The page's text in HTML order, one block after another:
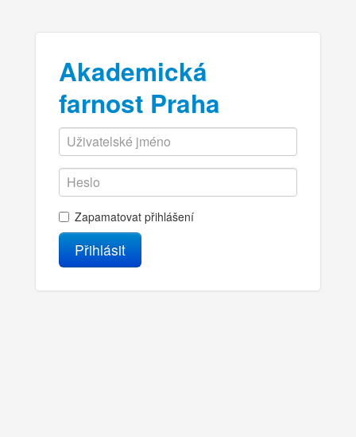
Akademická
farnost Praha
Zapamatovat přihlášení
Přihlásit